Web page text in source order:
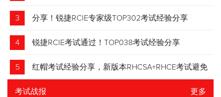
3 分享！锐捷RCIE专家级TOP302考试经验分享
4 锐捷RCIE考试通过！TOP038考试经验分享
5 红帽考试经验分享，新版本RHCSA+RHCE考试避免
踩坑
考试战报 更多